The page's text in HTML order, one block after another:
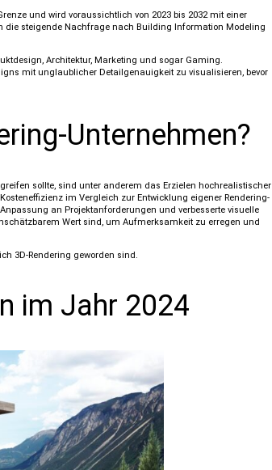
und wird voraussichtlich von 2023 bis 2032 mit einer
die steigende Nachfrage nach Building Information Modeling
Architektur, Marketing und sogar Gaming.
mit unglaublicher Detailgenauigkeit zu visualisieren, bevor
Unternehmen?
sollte, sind unter anderem das Erzielen hochrealistischer
im Vergleich zur Entwicklung eigener Rendering-
an Projektanforderungen und verbesserte visuelle
Wert sind, um Aufmerksamkeit zu erregen und
3D-Rendering geworden sind.
im Jahr 2024